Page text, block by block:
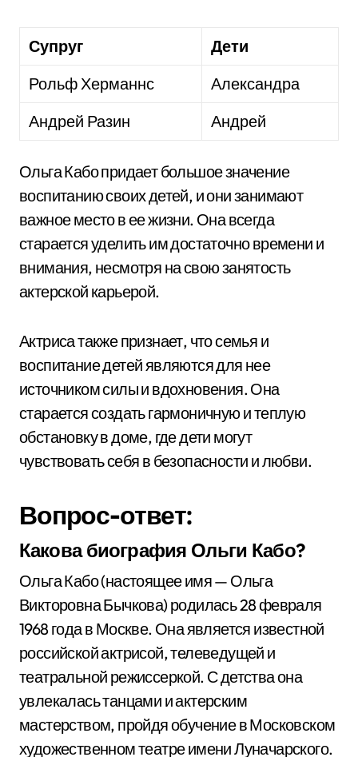
Супруг
Дети
Рольф Херманнс
Александра
Андрей Разин
Андрей
Ольга Кабо придает большое значение
воспитанию своих детей, и они занимают
важное место в ее жизни. Она всегда
старается уделить им достаточно времени и
внимания, несмотря на свою занятость
актерской карьерой.
Актриса также признает, что семья и
воспитание детей являются для нее
источником силы и вдохновения. Она
старается создать гармоничную и теплую
обстановку в доме, где дети могут
чувствовать себя в безопасности и любви.
Вопрос-ответ:
Какова биография Ольги Кабо?
Ольга Кабо (настоящее имя — Ольга
Викторовна Бычкова) родилась 28 февраля
1968 года в Москве. Она является известной
российской актрисой, телеведущей и
театральной режиссеркой. С детства она
увлекалась танцами и актерским
мастерством, пройдя обучение в Московском
художественном театре имени Луначарского.